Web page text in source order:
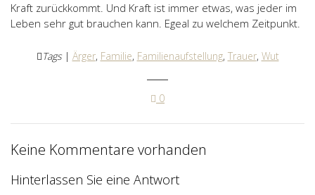
Kraft zurückkommt. Und Kraft ist immer etwas, was jeder im
Leben sehr gut brauchen kann. Egeal zu welchem Zeitpunkt.
Tags| Ärger, Familie, Familienaufstellung, Trauer, Wut
0
Keine Kommentare vorhanden
Hinterlassen Sie eine Antwort